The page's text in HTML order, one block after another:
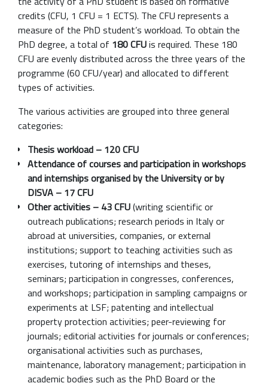
credits (CFU, 1 CFU = 1 ECTS). The CFU represents a
measure of the PhD student’s workload. To obtain the
PhD degree, a total of 180 CFUis required. These 180
CFU are evenly distributed across the three years of the
programme (60 CFU/year) and allocated to different
types of activities.
The various activities are grouped into three general
categories:
Thesis workload – 120 CFU
Attendance of courses and participation in workshops
and internships organised by the University or by
DISVA – 17 CFU
Other activities – 43 CFU(writing scientific or
outreach publications; research periods in Italy or
abroad at universities, companies, or external
institutions; support to teaching activities such as
exercises, tutoring of internships and theses,
seminars; participation in congresses, conferences,
and workshops; participation in sampling campaigns or
experiments at LSF; patenting and intellectual
property protection activities; peer-reviewing for
journals; editorial activities for journals or conferences;
organisational activities such as purchases,
maintenance, laboratory management; participation in
academic bodies such as the PhD Board or the